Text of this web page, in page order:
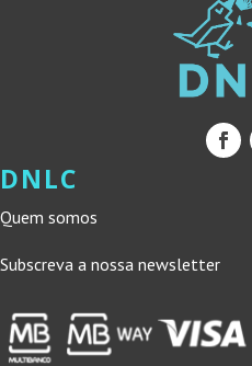
DNLC
Quem somos
Subscreva a nossa newsletter